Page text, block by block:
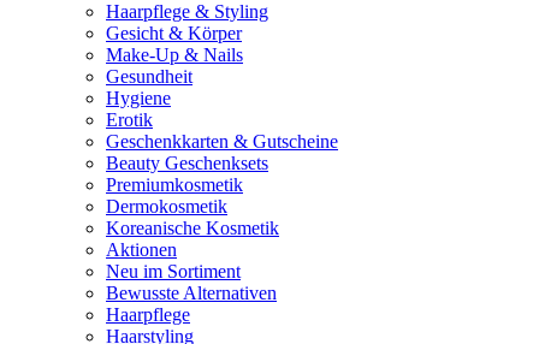
Haarpflege & Styling
Gesicht & Körper
Make-Up & Nails
Gesundheit
Hygiene
Erotik
Geschenkkarten & Gutscheine
Beauty Geschenksets
Premiumkosmetik
Dermokosmetik
Koreanische Kosmetik
Aktionen
Neu im Sortiment
Bewusste Alternativen
Haarpflege
Haarstyling